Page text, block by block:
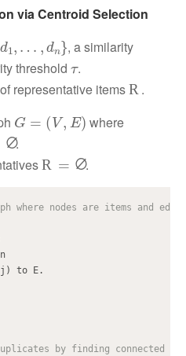
via Centroid Selection
, a similarity
threshold
τ
.
representative items
.
where
.
.
nodes are items and
to E.
by finding connected